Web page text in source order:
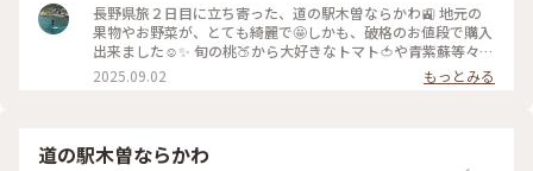
長野県旅２日目に立ち寄った、道の駅木曽ならかわ🚉 地元の
果物やお野菜が、とても綺麗で🤩しかも、破格のお値段で購入
出来ました☺️✨ 旬の桃🍑から大好きなトマト🍅や青紫蘇等々⤴️
物凄く嬉しかったです〜💓 長野県の地元のお野菜なんて、中々
買えないですからね🥺 素敵なお土産をGET出来て、道の駅木
2025.09.02 もっとみる
道の駅木曽ならかわ